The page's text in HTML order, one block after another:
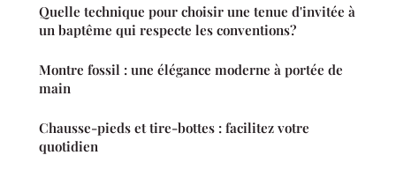
Quelle technique pour choisir une tenue d'invitée à
un baptême qui respecte les conventions?
Montre fossil : une élégance moderne à portée de
main
Chausse-pieds et tire-bottes : facilitez votre
quotidien